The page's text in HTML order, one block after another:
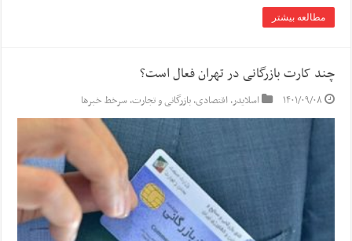
مطالعه بیشتر
چند کارت بازرگانی در تهران فعال است؟
۱۴۰۱/۰۹/۰۸ اسلایدر,اقتصادی,بازرگانی و تجارت,سرخط خبرها